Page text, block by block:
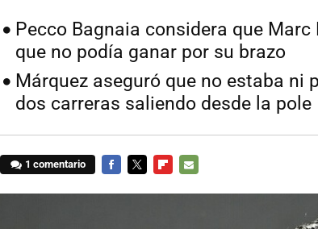
Pecco Bagnaia considera que
que no podía ganar por su brazo
Márquez aseguró que no estaba ni
dos carreras saliendo desde la pole
1 comentario